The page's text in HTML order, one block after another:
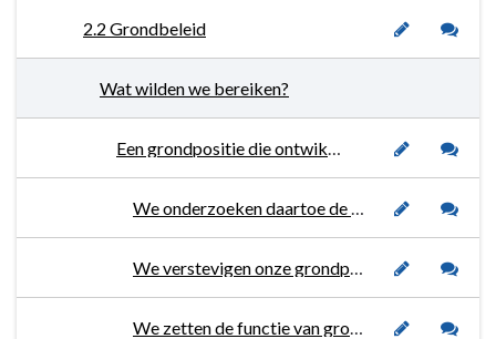
2.2 Grondbeleid
Wat wilden we bereiken?
Een grondpositie die ontwikkelingen mogelijk maakt.
We onderzoeken daartoe de haalbaarheid van woningbouw zoals genoemd in het vastgestelde woningbouwprogramma.
We verstevigen onze grondpositie op verantwoorde wijze.
We zetten de functie van grondposities om zodat gewenste ontwikkelingen mogelijk kunnen worden gemaakt.